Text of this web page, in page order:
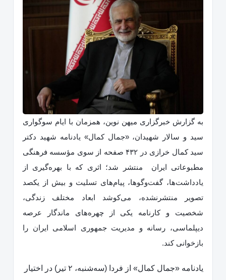
به گزارش خبرگزاری میهن نوین، همزمان با ایام سوگواری
سید و سالار شهیدان، «جمال کمال» یادنامه شهید دکتر
سید کمال خرازی در ۴۳۲ صفحه از سوی مؤسسه فرهنگی
مطبوعاتی ایران منتشر شد؛ اثری که با بهره‌گیری از
یادداشت‌ها، گفت‌وگوها، پیام‌های تسلیت و بیش از یکصد
تصویر منتشرنشده، می‌کوشد ابعاد مختلف زندگی،
شخصیت و کارنامه یکی از چهره‌های ماندگار عرصه
دیپلماسی، رسانه و مدیریت جمهوری اسلامی ایران را
بازخوانی کند.
یادنامه «جمال کمال» از فردا (سه‌شنبه، ۲ تیر) در اختیار